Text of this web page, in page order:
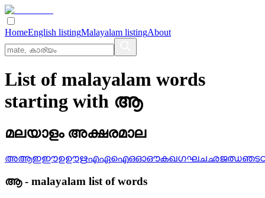
HomeEnglish listingMalayalam listingAbout
List of malayalam words
starting with ആ
മലയാളം അക്ഷരമാല
അആഇഈഉഊഋഎഏഐഒഓഔകഖഗഘചഛജഝഞട
ആ- malayalam list of words